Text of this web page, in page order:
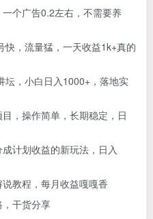
个广告0.2左右，不需要养
，流量猛，一天收益1k+真的
坛，小白日入1000+，落地实
，操作简单，长期稳定，日
计划收益的新玩法，日入
教程，每月收益嘎嘎香
干货分享